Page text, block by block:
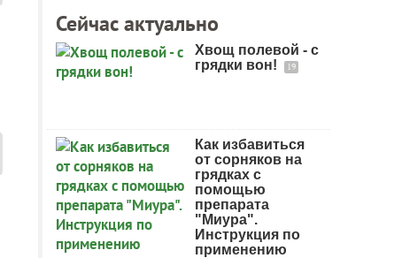
Сейчас актуально
Хвощ полевой - с
грядки вон!
19
Как избавиться
от сорняков на
грядках с
помощью
препарата
"Миура".
Инструкция по
применению